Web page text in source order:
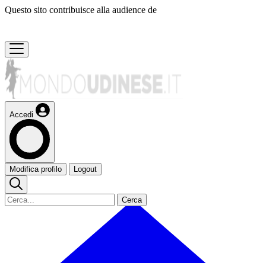
Questo sito contribuisce alla audience de
Accedi
Modifica profilo Logout
Cerca